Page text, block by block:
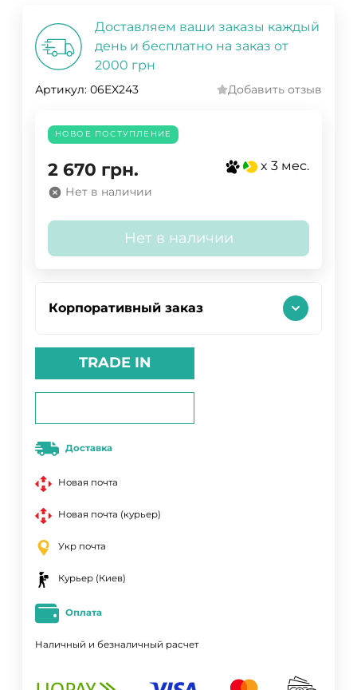
Доставляем ваши заказы каждый
день и бесплатно на заказ от
2000 грн
Артикул: 06EX243 Добавить отзыв
НОВОЕ ПОСТУПЛЕНИЕ
2 670 грн. x 3 мес.
Нет в наличии
Нет в наличии
Корпоративный заказ
TRADE IN
Доставка
Новая почта
Новая почта (курьер)
Укр почта
Курьер (Киев)
Оплата
Наличный и безналичный расчет